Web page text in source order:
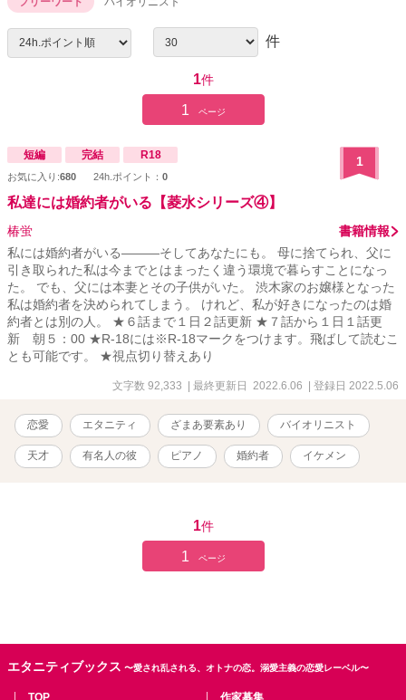
件
1件
1 ページ
短編 完結 R18
お気に入り:680 24h.ポイント： 0
1
私達には婚約者がいる【菱水シリーズ④】
椿蛍
書籍情報
私には婚約者がいる―――そしてあなたにも。 母に捨てられ、父に
引き取られた私は今までとはまったく違う環境で暮らすことになっ
た。 でも、父には本妻とその子供がいた。 渋木家のお嬢様となった
私は婚約者を決められてしまう。 けれど、私が好きになったのは婚
約者とは別の人。 ★６話まで１日２話更新 ★７話から１日１話更
新 朝５：00 ★R-18には※R-18マークをつけます。飛ばして読むこ
とも可能です。 ★視点切り替えあり
文字数 92,333 | 最終更新日 2022.6.06 | 登録日 2022.5.06
恋愛 エタニティ ざまあ要素あり バイオリニスト
天才 有名人の彼 ピアノ 婚約者 イケメン
1件
1 ページ
エタニティブックス 〜愛され乱される、オトナの恋。溺愛主義の恋愛レーベル〜
TOP 作家募集